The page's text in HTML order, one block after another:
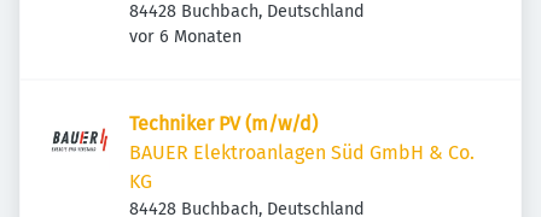
84428 Buchbach, Deutschland
Veröffentlicht:
vor 6 Monaten
Techniker PV (m/w/d)
BAUER Elektroanlagen Süd GmbH & Co.
KG
84428 Buchbach, Deutschland